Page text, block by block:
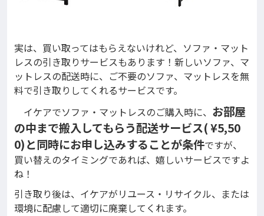
実は、買い取ってはもらえないけれど、ソファ・マット
レスの引き取りサービスもあります！新しいソファ、マ
ットレスの配送時に、ご不要のソファ、マットレスを無
料で引き取りしてくれるサービスです。
イケアでソファ・マットレスのご購入時に、 お部屋
の中まで搬入してもらう配送サービス( ¥5,50
0)と同時にお申し込みすることが条件ですが、
買い替えのタイミングであれば、嬉しいサービスですよ
ね！
引き取り後は、イケアがリユース・リサイクル、または
環境に配慮して適切に廃棄してくれます。